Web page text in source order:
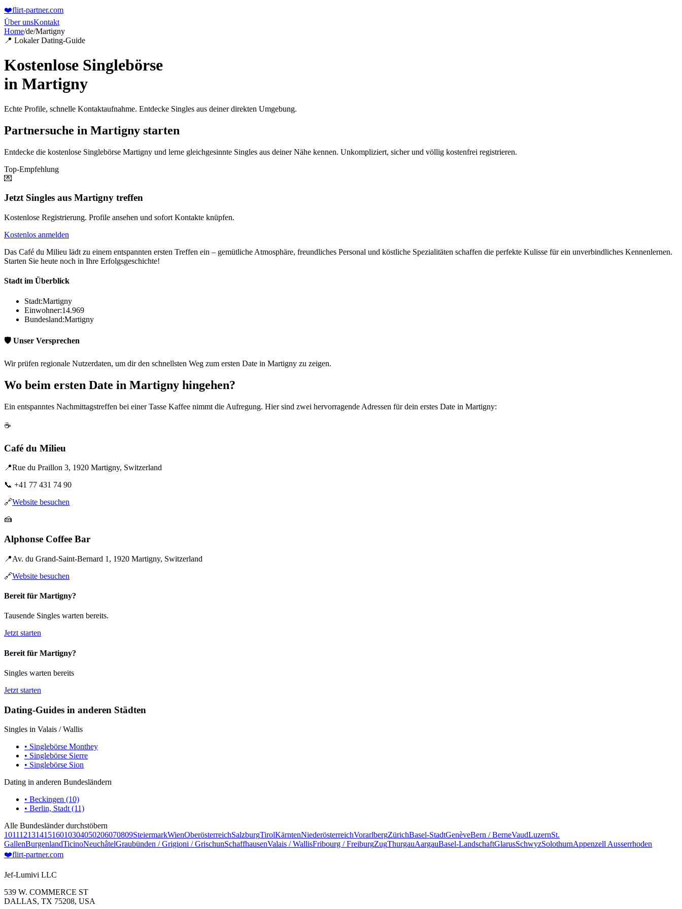
❤️flirt-partner.com
Über unsKontakt
Home/de/Martigny
📍 Lokaler Dating-Guide
Kostenlose Singlebörse
in Martigny
Echte Profile, schnelle Kontaktaufnahme. Entdecke Singles aus deiner direkten Umgebung.
Partnersuche in Martigny starten
Entdecke die kostenlose Singlebörse Martigny und lerne gleichgesinnte Singles aus deiner Nähe kennen. Unkompliziert, sicher und völlig kostenfrei registrieren.
Top-Empfehlung
💌
Jetzt Singles aus Martigny treffen
Kostenlose Registrierung. Profile ansehen und sofort Kontakte knüpfen.
Kostenlos anmelden
Das Café du Milieu lädt zu einem entspannten ersten Treffen ein – gemütliche Atmosphäre, freundliches Personal und köstliche Spezialitäten schaffen die perfekte Kulisse für ein unverbindliches Kennenlernen.
Starten Sie heute noch in Ihre Erfolgsgeschichte!
Stadt im Überblick
Stadt:Martigny
Einwohner:14.969
Bundesland:Martigny
🛡️ Unser Versprechen
Wir prüfen regionale Nutzerdaten, um dir den schnellsten Weg zum ersten Date in Martigny zu zeigen.
Wo beim ersten Date in Martigny hingehen?
Ein entspanntes Nachmittagstreffen bei einer Tasse Kaffee nimmt die Aufregung. Hier sind zwei hervorragende Adressen für dein erstes Date in Martigny:
☕
Café du Milieu
📍Rue du Praillon 3, 1920 Martigny, Switzerland
📞 +41 77 431 74 90
🔗Website besuchen
🍰
Alphonse Coffee Bar
📍Av. du Grand-Saint-Bernard 1, 1920 Martigny, Switzerland
🔗Website besuchen
Bereit für Martigny?
Tausende Singles warten bereits.
Jetzt starten
Bereit für Martigny?
Singles warten bereits
Jetzt starten
Dating-Guides in anderen Städten
Singles in Valais / Wallis
• Singlebörse Monthey
• Singlebörse Sierre
• Singlebörse Sion
Dating in anderen Bundesländern
• Beckingen (10)
• Berlin, Stadt (11)
Alle Bundesländer durchstöbern
10111213141516010304050206070809SteiermarkWienOberösterreichSalzburgTirolKärntenNiederösterreichVorarlbergZürichBasel-StadtGenèveBern / BerneVaudLuzernSt.
GallenBurgenlandTicinoNeuchâtelGraubünden / Grigioni / GrischunSchaffhausenValais / WallisFribourg / FreiburgZugThurgauAargauBasel-LandschaftGlarusSchwyzSolothurnAppenzell Ausserrhoden
❤️flirt-partner.com
Jef-Lumivi LLC
539 W. COMMERCE ST
DALLAS, TX 75208, USA